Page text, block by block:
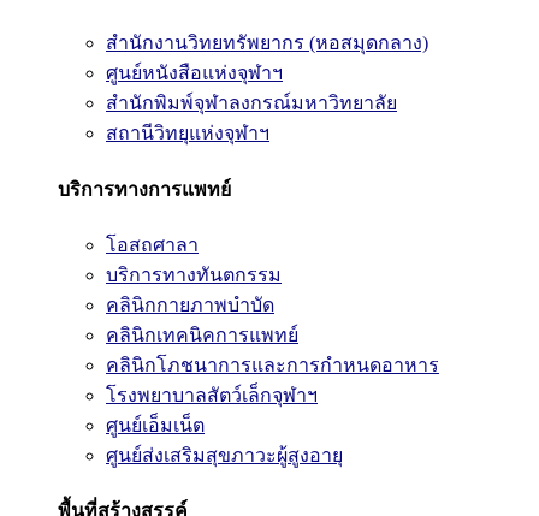
สำนักงานวิทยทรัพยากร (หอสมุดกลาง)
ศูนย์หนังสือแห่งจุฬาฯ
สำนักพิมพ์จุฬาลงกรณ์มหาวิทยาลัย
สถานีวิทยุแห่งจุฬาฯ
บริการทางการแพทย์
โอสถศาลา
บริการทางทันตกรรม
คลินิกกายภาพบำบัด
คลินิกเทคนิคการแพทย์
คลินิกโภชนาการและการกำหนดอาหาร
โรงพยาบาลสัตว์เล็กจุฬาฯ
ศูนย์เอ็มเน็ต
ศูนย์ส่งเสริมสุขภาวะผู้สูงอายุ
พื้นที่สร้างสรรค์